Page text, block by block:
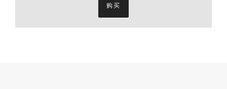
购买